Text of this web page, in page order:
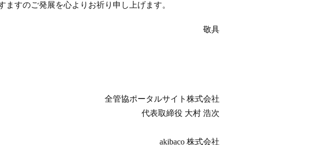
すのご発展を心よりお祈り申し上げます。
敬具
全管協ポータルサイト株式会社
代表取締役 大村 浩次
akibaco 株式会社